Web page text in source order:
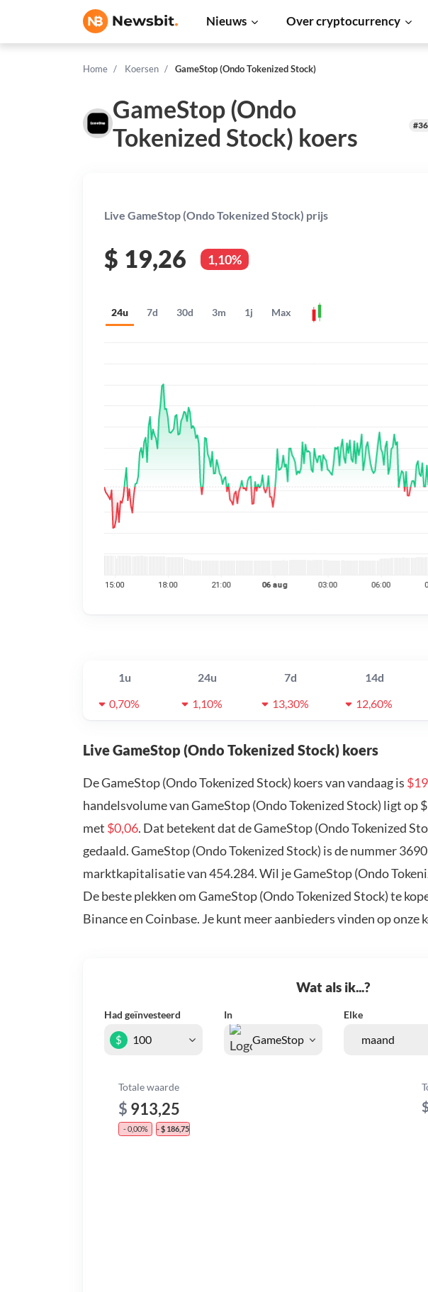
Nieuws Over cryptocurrency
Home Koersen GameStop (Ondo Tokenized Stock)
GameStop (Ondo
Tokenized Stock) koers
Live GameStop (Ondo Tokenized Stock) prijs
$ 19,26 1,10%
24u 7d 30d 3m 1j Max
1u 24u 7d 14d
0,70%
1,10% 13,30% 12,60%
Live GameStop (Ondo Tokenized Stock) koers
De GameStop (Ondo Tokenized Stock) koers van vandaag is
handelsvolume van GameStop (Ondo Tokenized Stock) ligt op
met $0,06. Dat betekent dat de GameStop (Ondo Tokenized
gedaald. GameStop (Ondo Tokenized Stock) is de nummer
marktkapitalisatie van 454.284. Wil je GameStop (Ondo
De beste plekken om GameStop (Ondo Tokenized Stock) te
Binance en Coinbase. Je kunt meer aanbieders vinden op onze
Wat als ik...?
Had geïnvesteerd In Elke
$
Totale waarde
$ 913,25
- 0,00% - $ 186,75